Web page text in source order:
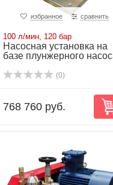
избранное сравнить
100 л/мин, 120 бар
Насосная установка на
базе плунжерного
(0)
768 760 руб.